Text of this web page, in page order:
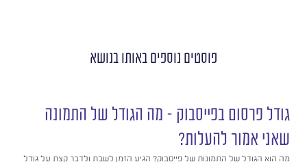
פוסטים נוספים באותו בנושא
גודל פרסום בפייסבוק – מה הגודל של התמונה
שאני אמור להעלות?
מה הוא הגודל של התמונות של פייסבוק? הגיע הזמן לשבת ולדבר קצת על גודל